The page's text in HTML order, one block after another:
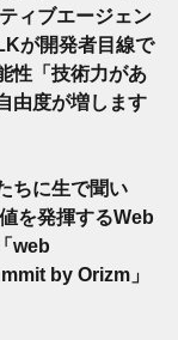
ィブエージェン
が開発者目線で
性「技術力があ
由度が増します
ちに生で聞い
を発揮するWeb
web
by Orizm」